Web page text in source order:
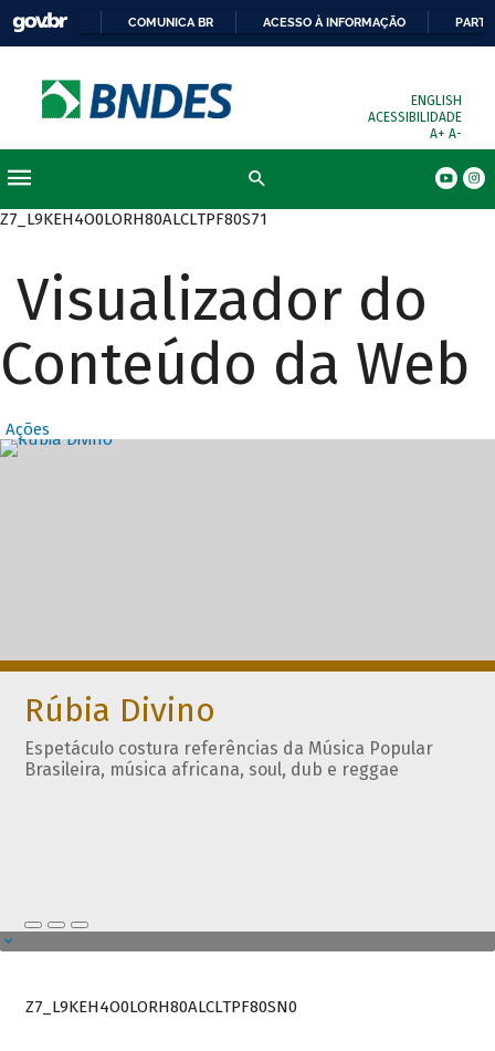
COMUNICA BR ACESSO À INFORMAÇÃO
ENGLISH
ACESSIBILIDADE
A+ A-
Z7_L9KEH4O0LORH80ALCLTPF80S71
Visualizador do
Conteúdo da Web
Ações
Destaques
Rúbia Divino
Espetáculo costura referências da Música Popular
Brasileira, música africana, soul, dub e reggae
Z7_L9KEH4O0LORH80ALCLTPF80SN0